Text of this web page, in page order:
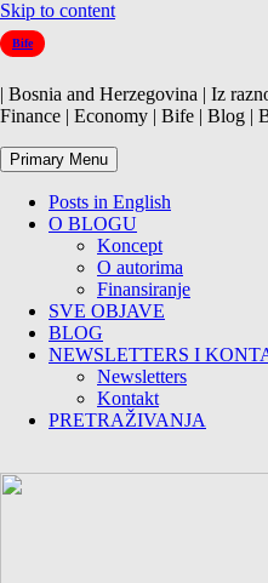
Skip to content
Bife
| Bosnia and Herzegovina | Iz
Finance | Economy | Bife | Blog |
Primary Menu
Posts in English
O BLOGU
Koncept
O autorima
Finansiranje
SVE OBJAVE
BLOG
NEWSLETTERS I
Newsletters
Kontakt
PRETRAŽIVANJA